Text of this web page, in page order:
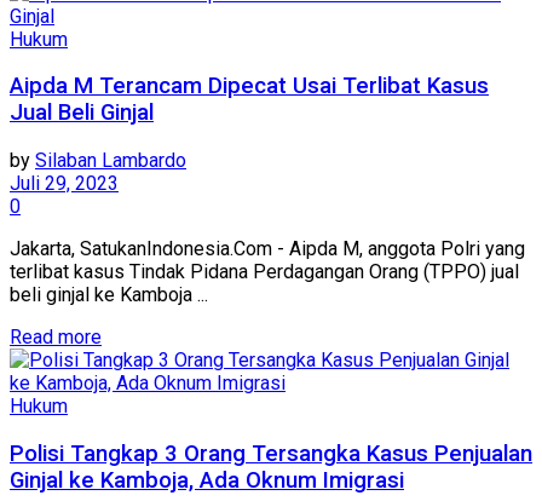
Hukum
Aipda M Terancam Dipecat Usai Terlibat Kasus
Jual Beli Ginjal
by Silaban Lambardo
Juli 29, 2023
0
Jakarta, SatukanIndonesia.Com - Aipda M, anggota Polri yang
terlibat kasus Tindak Pidana Perdagangan Orang (TPPO) jual
beli ginjal ke Kamboja ...
Read more
Hukum
Polisi Tangkap 3 Orang Tersangka Kasus Penjualan
Ginjal ke Kamboja, Ada Oknum Imigrasi